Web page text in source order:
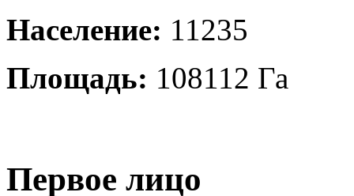
Население: 11235
Площадь: 108112 Га
Первое лицо